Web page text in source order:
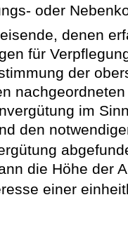
oder
denen
für
der
im
den
die Höhe der
einer